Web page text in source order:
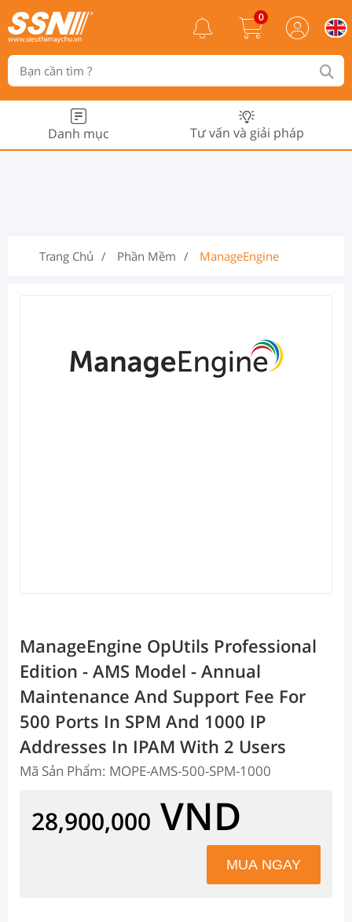
0
Danh mục Tư vấn và giải pháp
Trang Chủ Phần Mềm ManageEngine
ManageEngine OpUtils Professional
Edition - AMS Model - Annual
Maintenance And Support Fee For
500 Ports In SPM And 1000 IP
Addresses In IPAM With 2 Users
Mã Sản Phẩm: MOPE-AMS-500-SPM-1000
28,900,000 VND